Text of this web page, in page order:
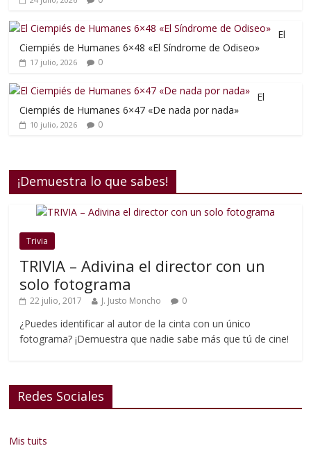
El
Ciempiés de Humanes 6×48 «El Síndrome de Odiseo»
17 julio, 2026 0
El
Ciempiés de Humanes 6×47 «De nada por nada»
10 julio, 2026 0
¡Demuestra lo que sabes!
Trivia
TRIVIA – Adivina el director con un
solo fotograma
22 julio, 2017 J. Justo Moncho 0
¿Puedes identificar al autor de la cinta con un único
fotograma? ¡Demuestra que nadie sabe más que tú de cine!
Redes Sociales
Mis tuits